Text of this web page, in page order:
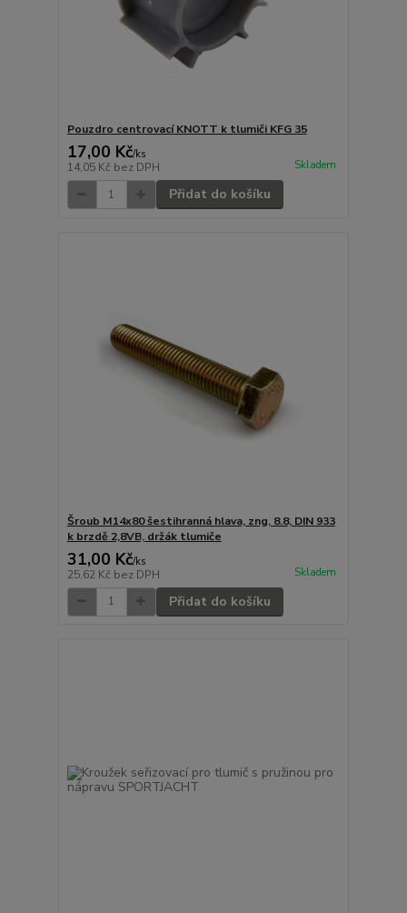
Pouzdro centrovací KNOTT k tlumiči KFG 35
17,00 Kč/ks
14,05 Kč bez DPH Skladem
Přidat do košíku
Šroub M14x80 šestihranná hlava, zng, 8.8, DIN 933
k brzdě 2,8VB, držák tlumiče
31,00 Kč/ks
25,62 Kč bez DPH Skladem
Přidat do košíku